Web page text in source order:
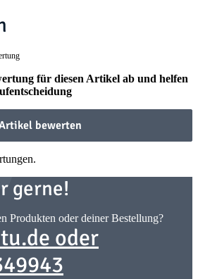
für diesen Artikel ab und helfen
bewerten
gerne!
Produkten oder deiner Bestellung?
oder